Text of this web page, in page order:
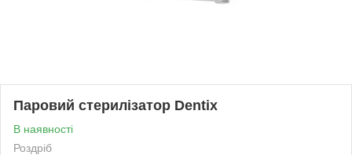
Паровий стерилізатор Dentix
В наявності
Роздріб